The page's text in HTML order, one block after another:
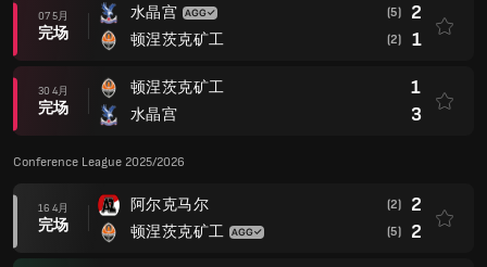
07 5月
完场
水晶宫
顿涅茨克矿工
(5) 2
(2) 1
30 4月
完场
顿涅茨克矿工
水晶宫
1
3
Conference League 2025/2026
16 4月
完场
阿尔克马尔
顿涅茨克矿工
(2) 2
(5) 2